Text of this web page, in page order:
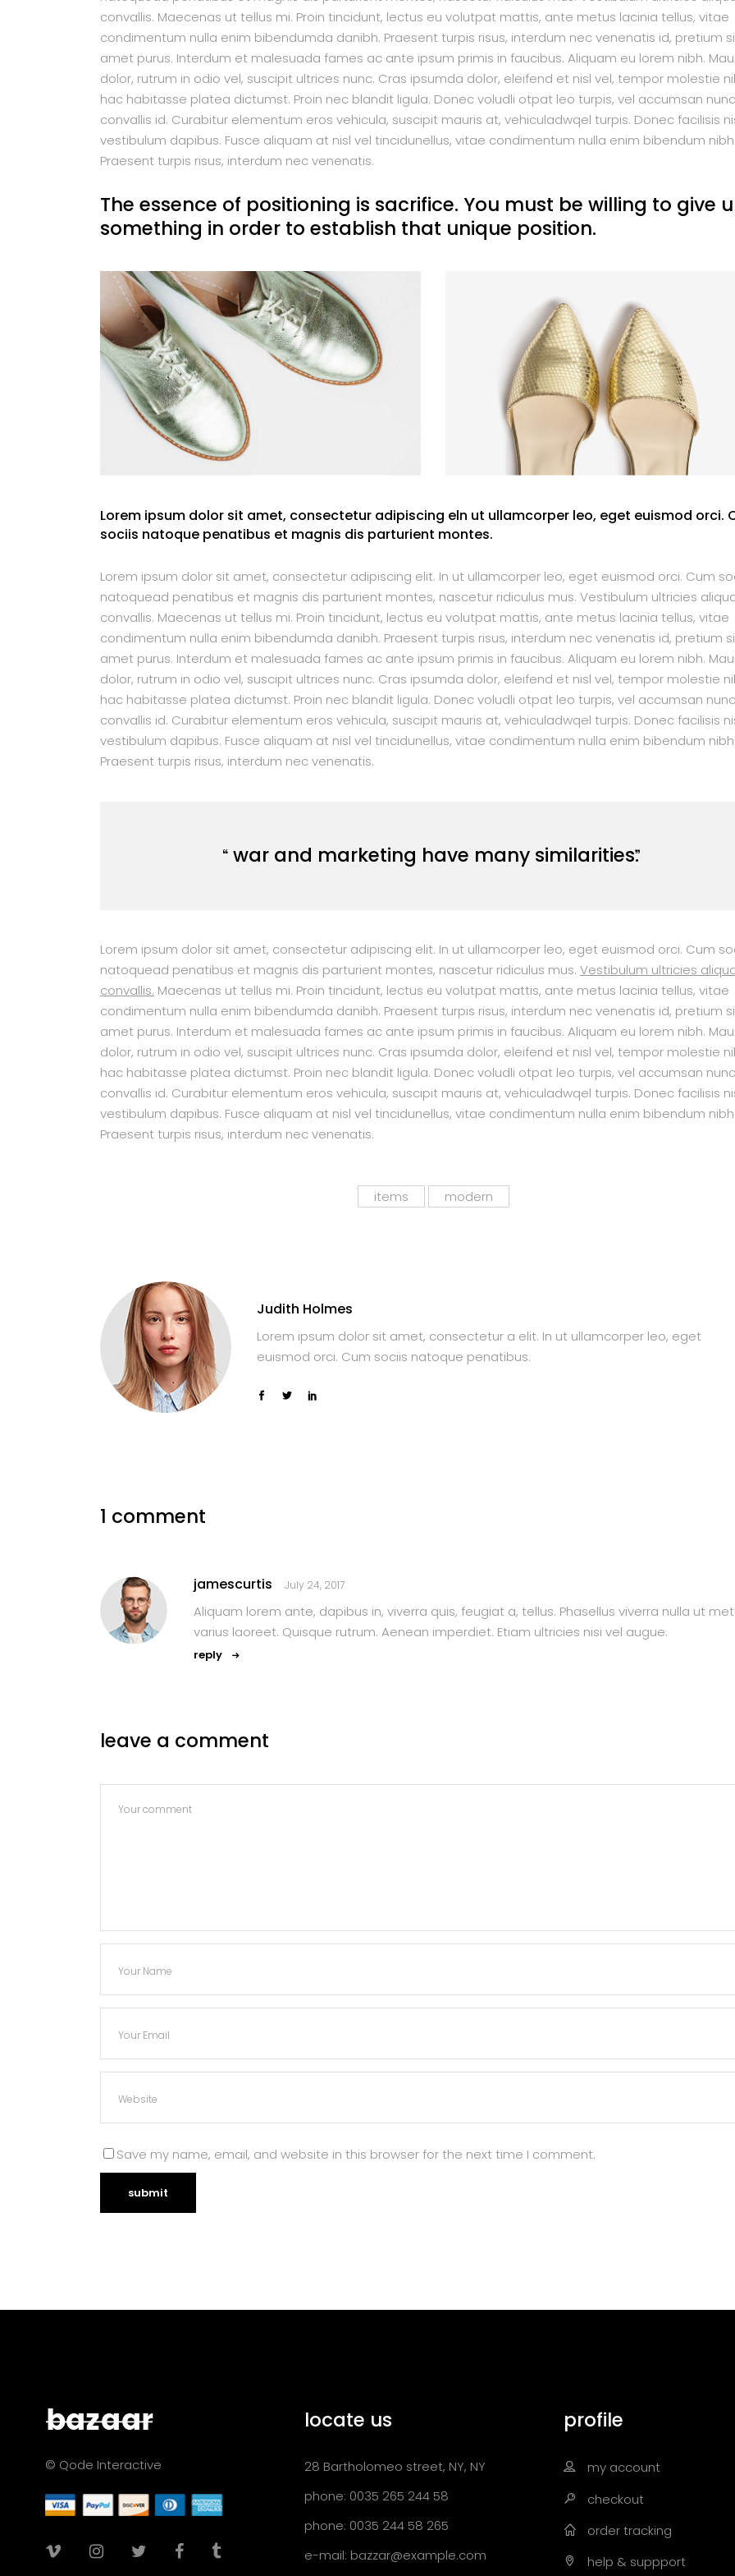
convallis. Maecenas ut tellus mi. Proin tincidunt, lectus eu volutpat mattis, ante metus lacinia tellus, vitae
condimentum nulla enim bibendumda danibh. Praesent turpis risus, interdum nec venenatis id, pretium
amet purus. Interdum et malesuada fames ac ante ipsum primis in faucibus. Aliquam eu lorem nibh.
dolor, rutrum in odio vel, suscipit ultrices nunc. Cras ipsumda dolor, eleifend et nisl vel, tempor molestie
hac habitasse platea dictumst. Proin nec blandit ligula. Donec voludli otpat leo turpis, vel accumsan nunc
convallis id. Curabitur elementum eros vehicula, suscipit mauris at, vehiculadwqel turpis. Donec facilisis
vestibulum dapibus. Fusce aliquam at nisl vel tincidunellus, vitae condimentum nulla enim bibendum
Praesent turpis risus, interdum nec venenatis.
The essence of positioning is sacrifice. You must be willing to give
something in order to establish that unique position.
Lorem ipsum dolor sit amet, consectetur adipiscing eln ut ullamcorper leo, eget euismod orci.
sociis natoque penatibus et magnis dis parturient montes.
Lorem ipsum dolor sit amet, consectetur adipiscing elit. In ut ullamcorper leo, eget euismod orci. Cum
natoquead penatibus et magnis dis parturient montes, nascetur ridiculus mus. Vestibulum ultricies
convallis. Maecenas ut tellus mi. Proin tincidunt, lectus eu volutpat mattis, ante metus lacinia tellus, vitae
condimentum nulla enim bibendumda danibh. Praesent turpis risus, interdum nec venenatis id, pretium
amet purus. Interdum et malesuada fames ac ante ipsum primis in faucibus. Aliquam eu lorem nibh.
dolor, rutrum in odio vel, suscipit ultrices nunc. Cras ipsumda dolor, eleifend et nisl vel, tempor molestie
hac habitasse platea dictumst. Proin nec blandit ligula. Donec voludli otpat leo turpis, vel accumsan nunc
convallis id. Curabitur elementum eros vehicula, suscipit mauris at, vehiculadwqel turpis. Donec facilisis
vestibulum dapibus. Fusce aliquam at nisl vel tincidunellus, vitae condimentum nulla enim bibendum
Praesent turpis risus, interdum nec venenatis.
war and marketing have many similarities.
Lorem ipsum dolor sit amet, consectetur adipiscing elit. In ut ullamcorper leo, eget euismod orci. Cum
natoquead penatibus et magnis dis parturient montes, nascetur ridiculus mus. Vestibulum ultricies
convallis. Maecenas ut tellus mi. Proin tincidunt, lectus eu volutpat mattis, ante metus lacinia tellus, vitae
condimentum nulla enim bibendumda danibh. Praesent turpis risus, interdum nec venenatis id, pretium
amet purus. Interdum et malesuada fames ac ante ipsum primis in faucibus. Aliquam eu lorem nibh.
dolor, rutrum in odio vel, suscipit ultrices nunc. Cras ipsumda dolor, eleifend et nisl vel, tempor molestie
hac habitasse platea dictumst. Proin nec blandit ligula. Donec voludli otpat leo turpis, vel accumsan nunc
convallis id. Curabitur elementum eros vehicula, suscipit mauris at, vehiculadwqel turpis. Donec facilisis
vestibulum dapibus. Fusce aliquam at nisl vel tincidunellus, vitae condimentum nulla enim bibendum
Praesent turpis risus, interdum nec venenatis.
items modern
Judith Holmes
Lorem ipsum dolor sit amet, consectetur a elit. In ut ullamcorper leo, eget
euismod orci. Cum sociis natoque penatibus.
1 comment
jamescurtis July 24, 2017
Aliquam lorem ante, dapibus in, viverra quis, feugiat a, tellus. Phasellus viverra nulla ut
varius laoreet. Quisque rutrum. Aenean imperdiet. Etiam ultricies nisi vel augue.
reply
leave a comment
Save my name, email, and website in this browser for the next time I comment.
© Qode Interactive
locate us
28 Bartholomeo street, NY, NY
phone: 0035 265 244 58
phone: 0035 244 58 265
e-mail: bazzar@example.com
profile
my account
checkout
order tracking
help & suppport